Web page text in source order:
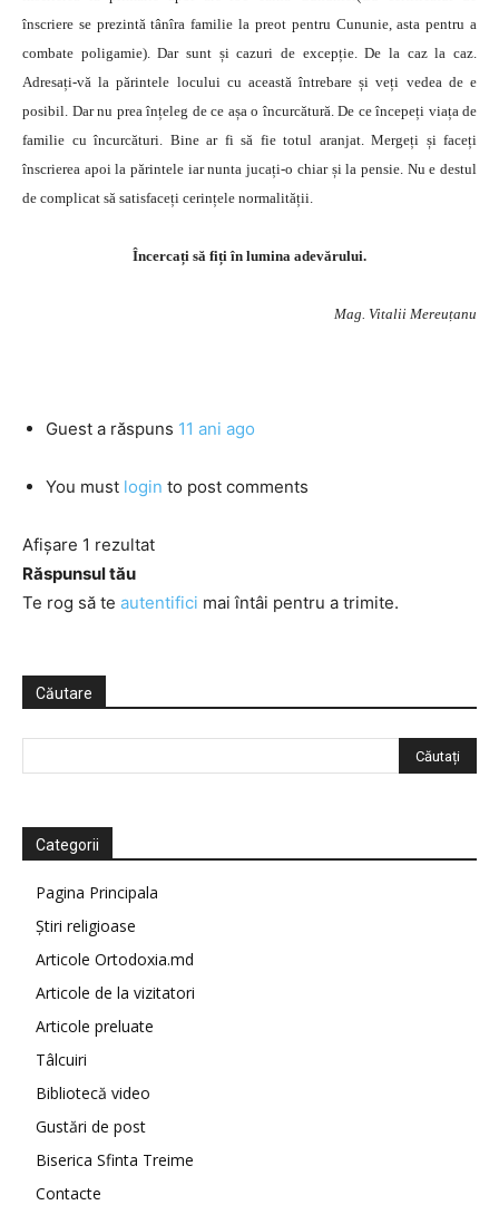
înscriere se prezintă tânîra familie la preot pentru Cununie, asta pentru a
combate poligamie). Dar sunt și cazuri de excepție. De la caz la caz.
Adresați-vă la părintele locului cu această întrebare și veți vedea de e
posibil. Dar nu prea înțeleg de ce așa o încurcătură. De ce începeți viața de
familie cu încurcături. Bine ar fi să fie totul aranjat. Mergeți și faceți
înscrierea apoi la părintele iar nunta jucați-o chiar și la pensie. Nu e destul
de complicat să satisfaceți cerințele normalității.
Încercați să fiți în lumina adevărului.
Mag. Vitalii Mereuțanu
Guest a răspuns 11 ani ago
You must login to post comments
Afișare 1 rezultat
Răspunsul tău
Te rog să te autentifici mai întâi pentru a trimite.
Căutare
Categorii
Pagina Principala
Știri religioase
Articole Ortodoxia.md
Articole de la vizitatori
Articole preluate
Tâlcuiri
Bibliotecă video
Gustări de post
Biserica Sfinta Treime
Contacte